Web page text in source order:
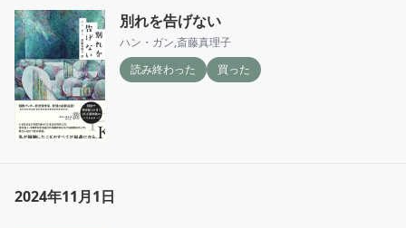
別れを告げない
ハン・ガン,斎藤真理子
読み終わった
買った
2024年11月1日